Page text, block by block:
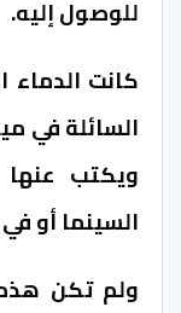
للوصول إليه.
كانت الدماء
السائلة في
ويكتب
السينما أو
ولم تكن